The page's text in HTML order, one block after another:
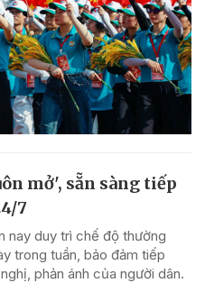
mở', sẵn sàng tiếp
7
nay duy trì chế độ thường
trong tuần, bảo đảm tiếp
phản ánh của người dân.